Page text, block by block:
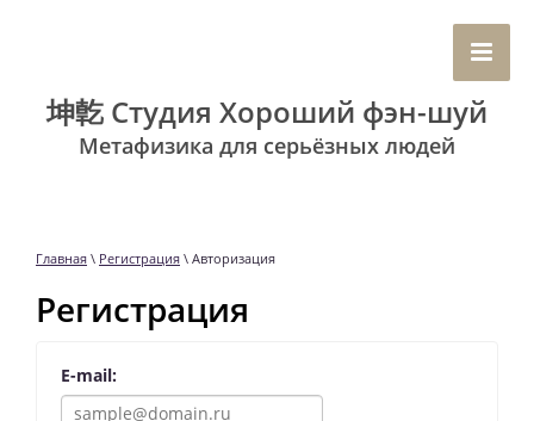
坤亁 Студия Хороший фэн-шуй
Метафизика для серьёзных людей
Главная \ Регистрация \ Авторизация
Регистрация
E-mail: